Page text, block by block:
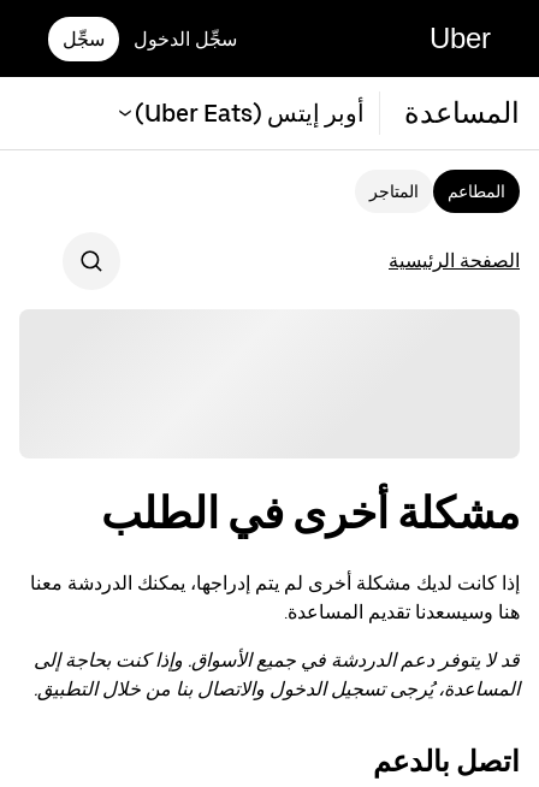
Uber سجِّل الدخول سجِّل
المساعدة أوبر إيتس (Uber Eats)
المطاعم المتاجر
الصفحة الرئيسية
مشكلة أخرى في الطلب
إذا كانت لديك مشكلة أخرى لم يتم إدراجها، يمكنك الدردشة معنا
هنا وسيسعدنا تقديم المساعدة.
قد لا يتوفر دعم الدردشة في جميع الأسواق. وإذا كنت بحاجة إلى
المساعدة، يُرجى تسجيل الدخول والاتصال بنا من خلال التطبيق.
اتصل بالدعم